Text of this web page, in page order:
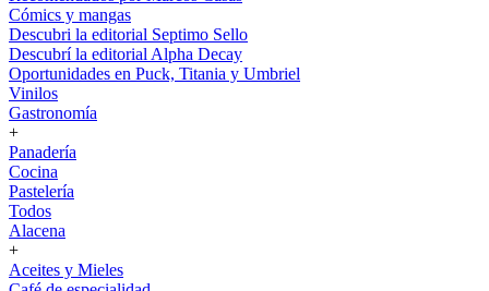
Cómics y mangas
Descubri la editorial Septimo Sello
Descubrí la editorial Alpha Decay
Oportunidades en Puck, Titania y Umbriel
Vinilos
Gastronomía
+
Panadería
Cocina
Pastelería
Todos
Alacena
+
Aceites y Mieles